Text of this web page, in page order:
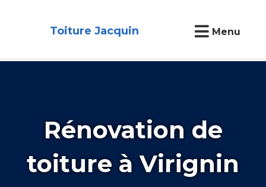
Toiture Jacquin Menu
Rénovation de
toiture à Virignin